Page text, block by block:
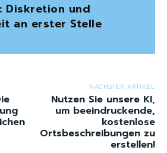
Diskretion und
an erster Stelle
NÄCHSTER ARTIKEL
Nutzen Sie unsere KI,
um beeindruckende,
kostenlose
Ortsbeschreibungen zu
erstellen!